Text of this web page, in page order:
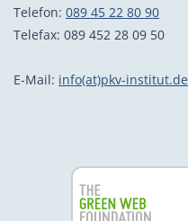
Telefon: 089 45 22 80 90
Telefax: 089 452 28 09 50
E-Mail: info(at)pkv-institut.de